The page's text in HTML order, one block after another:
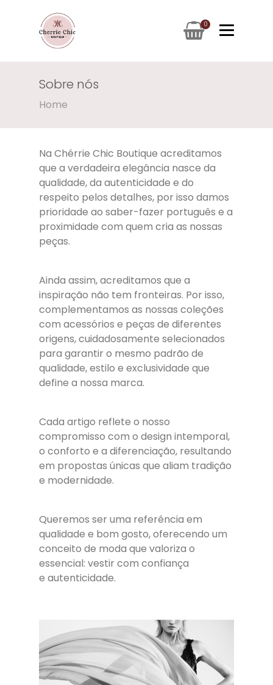
0
Sobre nós
Home
Na Chérrie Chic Boutique acreditamos
que a verdadeira elegância nasce da
qualidade, da autenticidade e do
respeito pelos detalhes, por isso damos
prioridade ao saber-fazer português e a
proximidade com quem cria as nossas
peças.
Ainda assim, acreditamos que a
inspiração não tem fronteiras. Por isso,
complementamos as nossas coleções
com acessórios e peças de diferentes
origens, cuidadosamente selecionados
para garantir o mesmo padrão de
qualidade, estilo e exclusividade que
define a nossa marca.
Cada artigo reflete o nosso
compromisso com o design intemporal,
o conforto e a diferenciação, resultando
em propostas únicas que aliam tradição
e modernidade.
Queremos ser uma referência em
qualidade e bom gosto, oferecendo um
conceito de moda que valoriza o
essencial: vestir com confiança
e autenticidade.